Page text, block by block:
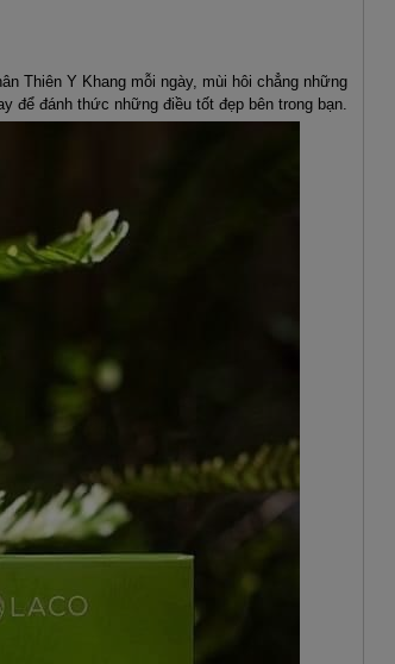
Thiên Y Khang mỗi ngày, mùi hôi chẳng những
để đánh thức những điều tốt đẹp bên trong bạn.